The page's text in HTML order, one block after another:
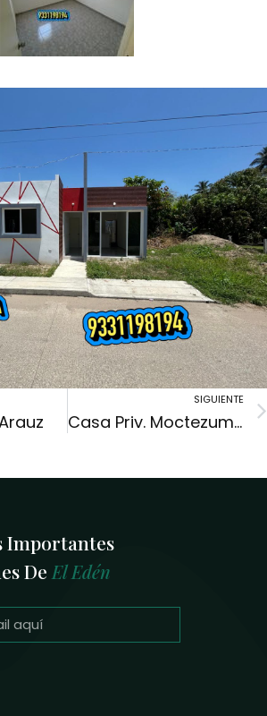
SIGUIENTE
Casa Priv. Moctezuma
Importantes
De El Edén